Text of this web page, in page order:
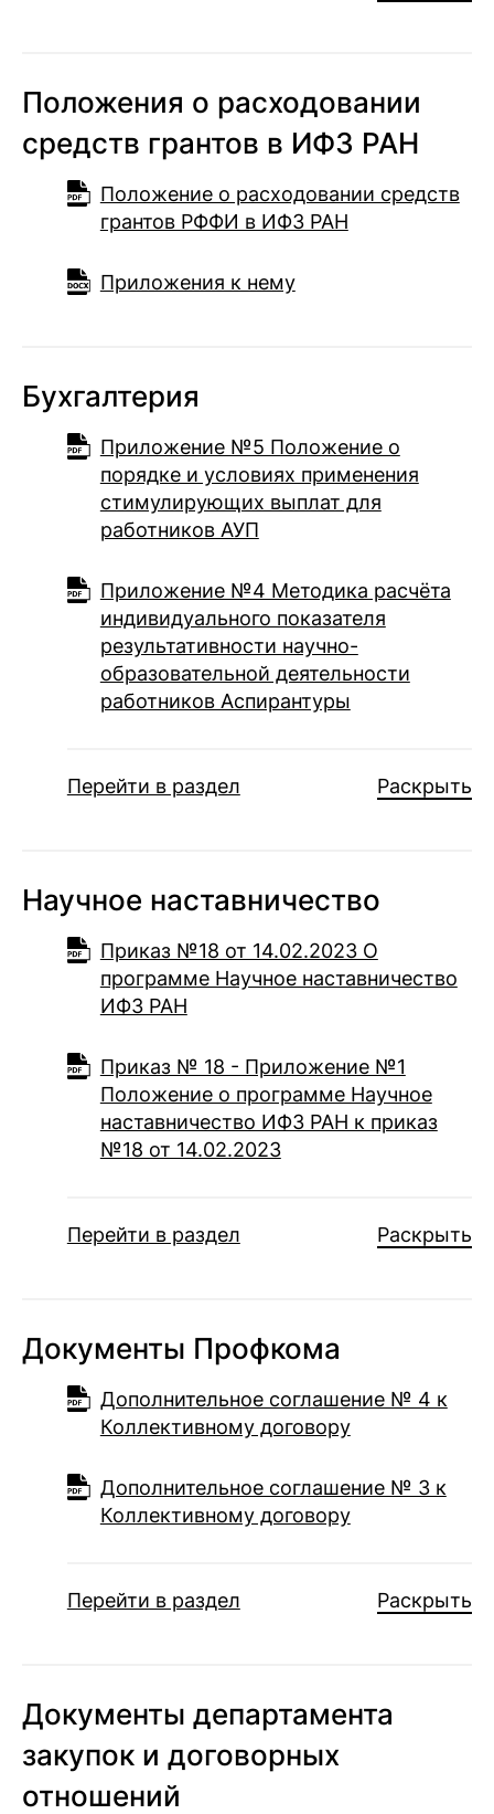
Положения о расходовании
средств грантов в ИФЗ РАН
Положение о расходовании средств
грантов РФФИ в ИФЗ РАН
Приложения к нему
Бухгалтерия
Приложение №5 Положение о
порядке и условиях применения
стимулирующих выплат для
работников АУП
Приложение №4 Методика расчёта
индивидуального показателя
результативности научно-
образовательной деятельности
работников Аспирантуры
Перейти в раздел Раскрыть
Научное наставничество
Приказ №18 от 14.02.2023 О
программе Научное наставничество
ИФЗ РАН
Приказ № 18 - Приложение №1
Положение о программе Научное
наставничество ИФЗ РАН к приказ
№18 от 14.02.2023
Перейти в раздел Раскрыть
Документы Профкома
Дополнительное соглашение № 4 к
Коллективному договору
Дополнительное соглашение № 3 к
Коллективному договору
Перейти в раздел Раскрыть
Документы департамента
закупок и договорных
отношений